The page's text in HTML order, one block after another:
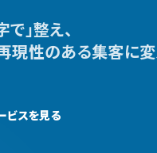
」整え、
性のある集客に変
ビスを見る